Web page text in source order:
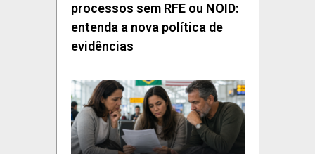
processos sem RFE ou NOID:
entenda a nova política de
evidências